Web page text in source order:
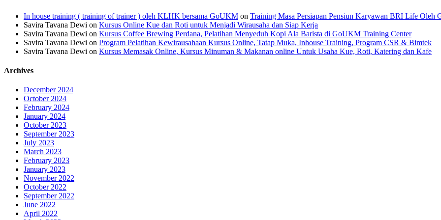
In house training ( training of trainer ) oleh KLHK bersama GoUKM on Training Masa Persiapan Pensiun Karyawan BRI Life Oleh
Savira Tavana Dewi on Kursus Online Kue dan Roti untuk Menjadi Wirausaha dan Siap Kerja
Savira Tavana Dewi on Kursus Coffee Brewing Perdana, Pelatihan Menyeduh Kopi Ala Barista di GoUKM Training Center
Savira Tavana Dewi on Program Pelatihan Kewirausahaan Kursus Online, Tatap Muka, Inhouse Training, Program CSR & Bimtek
Savira Tavana Dewi on Kursus Memasak Online, Kursus Minuman & Makanan online Untuk Usaha Kue, Roti, Katering dan Kafe
Archives
December 2024
October 2024
February 2024
January 2024
October 2023
September 2023
July 2023
March 2023
February 2023
January 2023
November 2022
October 2022
September 2022
June 2022
April 2022